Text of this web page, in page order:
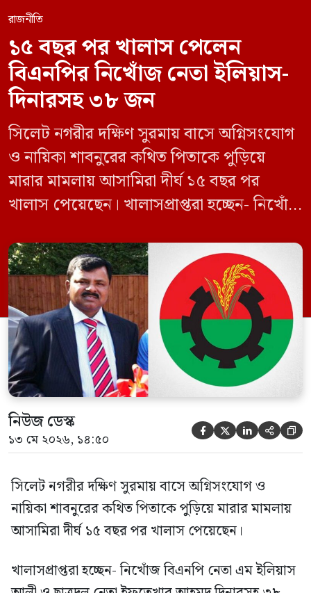
রাজনীতি
১৫ বছর পর খালাস পেলেন
বিএনপির নিখোঁজ নেতা ইলিয়াস-
দিনারসহ ৩৮ জন
সিলেট নগরীর দক্ষিণ সুরমায় বাসে অগ্নিসংযোগ
ও নায়িকা শাবনুরের কথিত পিতাকে পুড়িয়ে
মারার মামলায় আসামিরা দীর্ঘ ১৫ বছর পর
খালাস পেয়েছেন। খালাসপ্রাপ্তরা হচ্ছেন- নিখোঁজ
ইফতেখার আহমদ দিনারসহ ৩৮ জন নেতাকর্মী।
মঙ্গলবার দুপুরে মামলার দীর্ঘ শুনানি ও সাক্ষ্য-
প্রমাণ জেরা শেষে আসামিরা নির্দোষ প্রমাণিত
হওয়ায় খালাস দেন বিচারক। মানবপাচার […]
নিউজ ডেস্ক
১৩ মে ২০২৬, ১৪:৫০     
সিলেট নগরীর দক্ষিণ সুরমায় বাসে অগ্নিসংযোগ ও
নায়িকা শাবনুরের কথিত পিতাকে পুড়িয়ে মারার মামলায়
আসামিরা দীর্ঘ ১৫ বছর পর খালাস পেয়েছেন।
খালাসপ্রাপ্তরা হচ্ছেন- নিখোঁজ বিএনপি নেতা এম ইলিয়াস